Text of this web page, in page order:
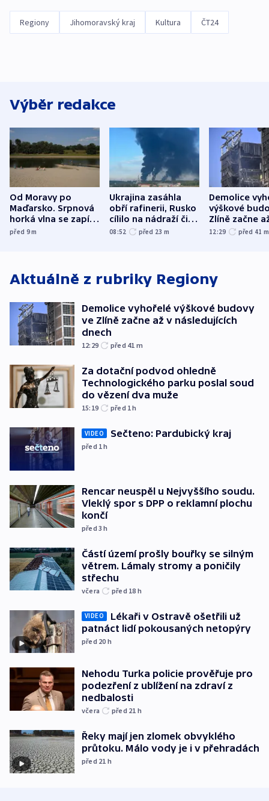
Regiony Jihomoravský kraj Kultura ČT24
Výběr redakce
Od Moravy po
Maďarsko. Srpnová
horká vlna se zapíše
do dějin
před 9m
Ukrajina zasáhla
obří rafinerii, Rusko
cílilo na nádraží či
autobus
08:52 před 23 m
Demolice
výškové
Zlíně začne
následujících
12:29 před 41 m
Aktuálně z rubriky Regiony
Demolice vyhořelé výškové budovy
ve Zlíně začne až v následujících
dnech
12:29 před 41 m
Za dotační podvod ohledně
Technologického parku poslal soud
do vězení dva muže
15:19 před 1h
VIDEO Sečteno: Pardubický kraj
před 1h
Rencar neuspěl u Nejvyššího soudu.
Vleklý spor s DPP o reklamní plochu
končí
před 3h
Částí území prošly bouřky se silným
větrem. Lámaly stromy a poničily
střechu
včera před 18 h
VIDEO
Lékaři v Ostravě ošetřili už
patnáct lidí pokousaných netopýry
před 20 h
Nehodu Turka policie prověřuje pro
podezření z ublížení na zdraví z
nedbalosti
včera před 21 h
Řeky mají jen zlomek obvyklého
průtoku. Málo vody je i v přehradách
před 21 h